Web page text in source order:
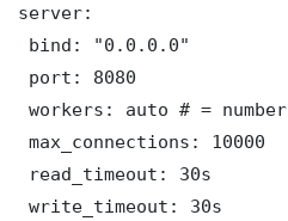
server:
bind: "0.0.0.0"
port: 8080
workers: auto # =
max_connections: 10000
read_timeout: 30s
write_timeout: 30s